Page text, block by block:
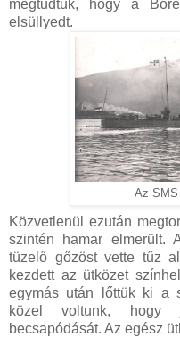
megtudtuk, hogy a
elsüllyedt.
Az SMS
Közvetlenül ezután
szintén hamar elmerült.
tüzelő gőzöst vette tűz
kezdett az ütközet
egymás után lőttük ki a
közel voltunk, hogy
becsapódását. Az egész